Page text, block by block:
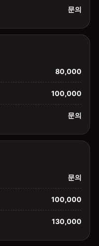
문의
80,000
100,000
문의
문의
100,000
130,000